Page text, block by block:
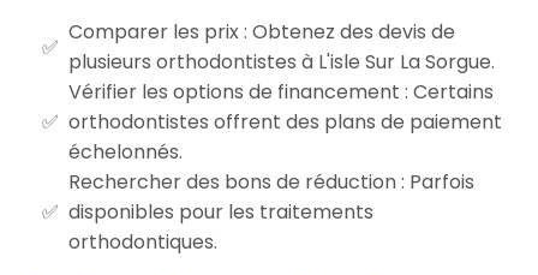
Comparer les prix : Obtenez des devis de
plusieurs orthodontistes à L'isle Sur La Sorgue.
Vérifier les options de financement : Certains
orthodontistes offrent des plans de paiement
échelonnés.
Rechercher des bons de réduction : Parfois
disponibles pour les traitements
orthodontiques.